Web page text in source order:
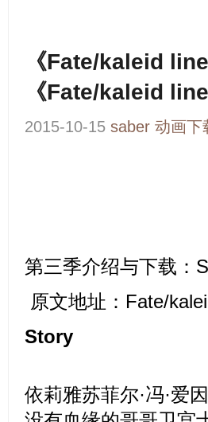
《Fate/kaleid
《Fate/kaleid
2015-10-15 saber 动画下
第三季介绍与下载 ：
原文地址： Fate/
Story
依莉雅苏菲尔·冯·爱